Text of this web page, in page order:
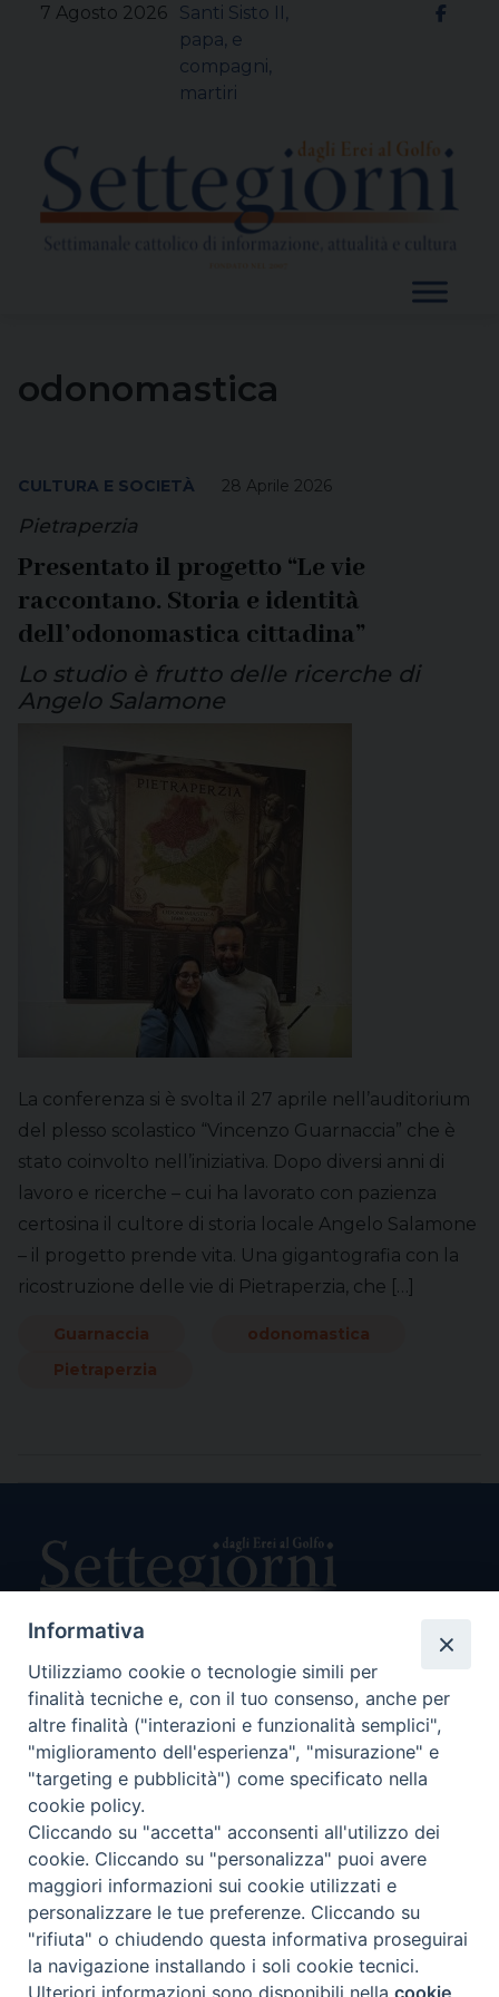
7 Agosto 2026
Santi Sisto II,
papa, e
compagni,
martiri
odonomastica
28 Aprile 2026
CULTURA E SOCIETÀ
Pietraperzia
Presentato il progetto “Le vie
raccontano. Storia e identità
dell’odonomastica cittadina”
Lo studio è frutto delle ricerche di
Angelo Salamone
La conferenza si è svolta il 27 aprile nell’auditorium
del plesso scolastico “Vincenzo Guarnaccia” che è
stato coinvolto nell’iniziativa. Dopo diversi anni di
lavoro e ricerche – cui ha lavorato con pazienza
certosina il cultore di storia locale Angelo Salamone
– il progetto prende vita. Una gigantografia con la
ricostruzione delle vie di Pietraperzia, che […]
Guarnaccia
odonomastica
Pietraperzia
Direttore Responsabile Giuseppe Rabita
Direttore Amministrativo Salvatore Bruno
Editore e Proprietà Opera di Religione della Diocesi di Piazza
Armerina,
Via Cammarata, 21 – Piazza Armerina
P. I. 01121870867
Autorizzazione Tribunale di Enna n. 113 del 24/2/2007
SEGUICI SU:
CHI SIAMO PRIVACY POLICY
Informativa
Utilizziamo cookie o tecnologie simili per
finalità tecniche e, con il tuo consenso, anche per
altre finalità ("interazioni e funzionalità semplici",
"miglioramento dell'esperienza", "misurazione" e
"targeting e pubblicità") come specificato nella
cookie policy.
Cliccando su "accetta" acconsenti all'utilizzo dei
cookie. Cliccando su "personalizza" puoi avere
maggiori informazioni sui cookie utilizzati e
personalizzare le tue preferenze. Cliccando su
"rifiuta" o chiudendo questa informativa proseguirai
la navigazione installando i soli cookie tecnici.